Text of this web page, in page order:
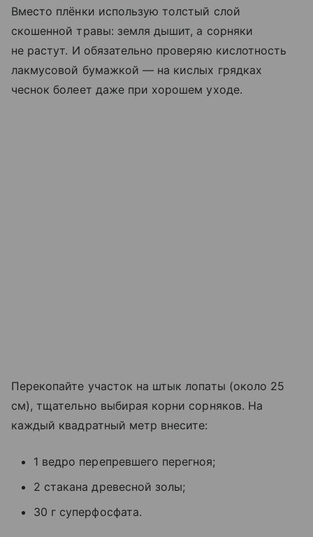
Вместо плёнки использую толстый слой
скошенной травы: земля дышит, а сорняки
не растут. И обязательно проверяю кислотность
лакмусовой бумажкой — на кислых грядках
чеснок болеет даже при хорошем уходе.
Перекопайте участок на штык лопаты (около 25
см), тщательно выбирая корни сорняков. На
каждый квадратный метр внесите:
1 ведро перепревшего перегноя;
2 стакана древесной золы;
30 г суперфосфата.